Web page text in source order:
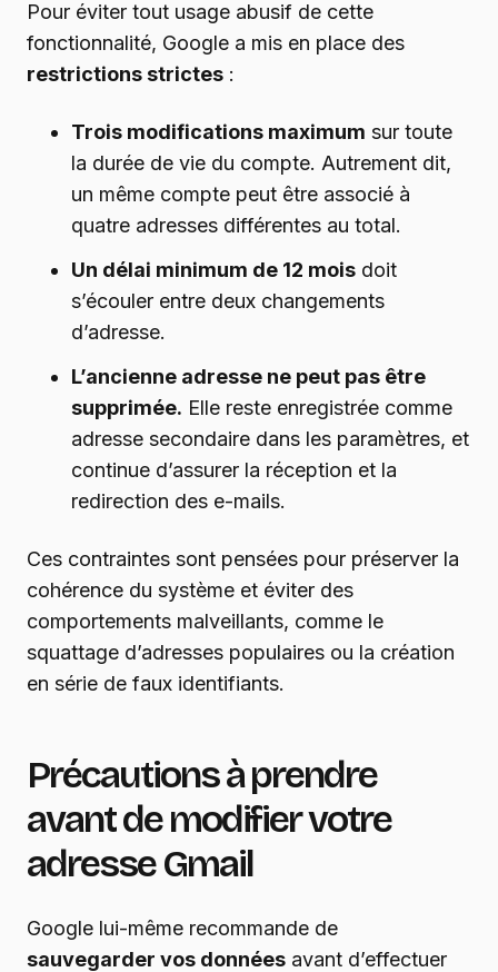
Pour éviter tout usage abusif de cette
fonctionnalité, Google a mis en place des
restrictions strictes :
Trois modifications maximum sur toute
la durée de vie du compte. Autrement dit,
un même compte peut être associé à
quatre adresses différentes au total.
Un délai minimum de 12 mois doit
s’écouler entre deux changements
d’adresse.
L’ancienne adresse ne peut pas être
supprimée. Elle reste enregistrée comme
adresse secondaire dans les paramètres, et
continue d’assurer la réception et la
redirection des e-mails.
Ces contraintes sont pensées pour préserver la
cohérence du système et éviter des
comportements malveillants, comme le
squattage d’adresses populaires ou la création
en série de faux identifiants.
Précautions à prendre
avant de modifier votre
adresse Gmail
Google lui-même recommande de
sauvegarder vos données avant d’effectuer